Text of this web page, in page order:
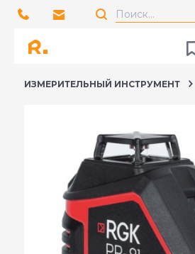
ИЗМЕРИТЕЛЬНЫЙ ИНСТРУМЕНТ